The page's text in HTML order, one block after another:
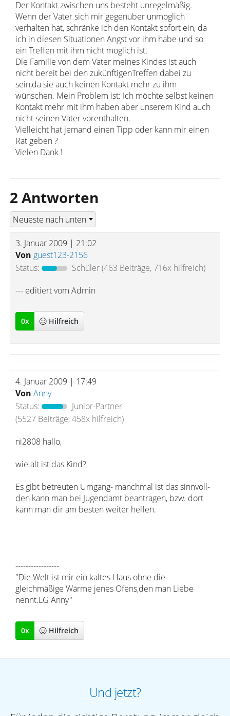
Der Kontakt zwischen uns besteht unregelmäßig.
Wenn der Vater sich mir gegenüber unmöglich
verhalten hat, schränke ich den Kontakt sofort ein, da
ich in diesen Situationen Angst vor ihm habe und so
ein Treffen mit ihm nicht möglich ist.
Die Familie von dem Vater meines Kindes ist auch
nicht bereit bei den zukünftigenTreffen dabei zu
sein,da sie auch keinen Kontakt mehr zu ihm
wünschen. Mein Problem ist: Ich möchte selbst keinen
Kontakt mehr mit ihm haben aber unserem Kind auch
nicht seinen Vater vorenthalten.
Vielleicht hat jemand einen Tipp oder kann mir einen
Rat geben ?
Vielen Dank !
2 Antworten
3. Januar 2009 | 21:02
Von guest123-2156
Status:
Schüler(463 Beiträge, 716x hilfreich)
--- editiert vom Admin
0x Hilfreich
4. Januar 2009 | 17:49
Von Anny
Status:
Junior-Partner
(5527 Beiträge, 458x hilfreich)
ni2808 hallo,
wie alt ist das Kind?
Es gibt betreuten Umgang- manchmal ist das sinnvoll-
den kann man bei Jugendamt beantragen, bzw. dort
kann man dir am besten weiter helfen.
-----------------
"Die Welt ist mir ein kaltes Haus ohne die
gleichmäßige Wärme jenes Ofens,den man Liebe
nennt.LG Anny"
0x Hilfreich
Und jetzt?